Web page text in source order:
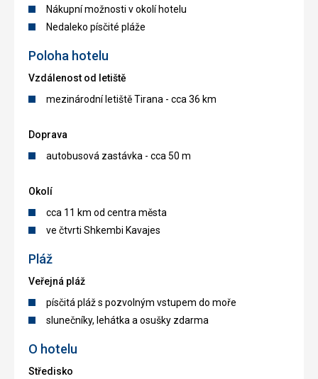
Nákupní možnosti v okolí hotelu
Nedaleko písčité pláže
Poloha hotelu
Vzdálenost od letiště
mezinárodní letiště Tirana - cca 36 km
Doprava
autobusová zastávka - cca 50 m
Okolí
cca 11 km od centra města
ve čtvrti Shkembi Kavajes
Pláž
Veřejná pláž
písčitá pláž s pozvolným vstupem do moře
slunečníky, lehátka a osušky zdarma
O hotelu
Středisko